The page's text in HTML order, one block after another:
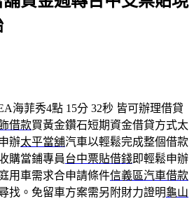
海菲秀4點 15分 32秒 皆可辦理借貸
借款買黃金鑽石短期資金借貸方式太
辦太平當舖汽車以輕鬆完成整個借款
購當鋪專員台中票貼借錢即輕鬆申辦
用車需求合申請條件信義區汽車借款
找。免留車方案需另附財力證明龜山